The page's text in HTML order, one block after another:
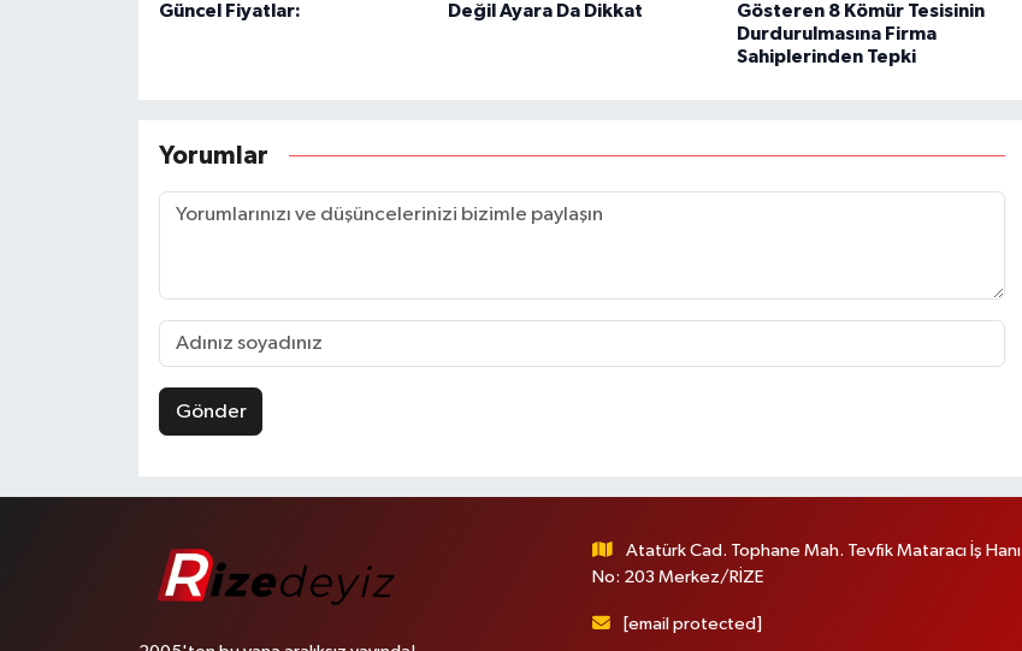
Güncel Fiyatlar:
Değil Ayara Da Dikkat
Gösteren 8 Kömür Tesisinin
Durdurulmasına Firma
Sahiplerinden Tepki
Yorumlar
Gönder
Atatürk Cad. Tophane Mah. Tevfik Mataracı İş Hanı
No: 203 Merkez/RİZE
[email protected]